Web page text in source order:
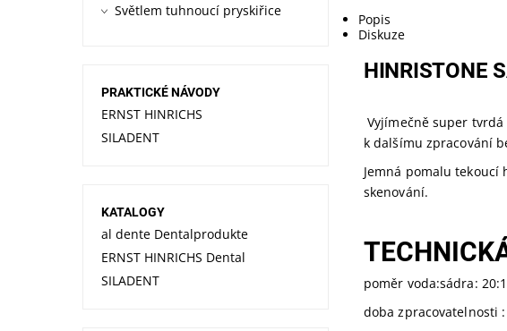
Popis
Diskuze
HINRISTONE
Vyjímečně super
k dalšímu zpracování
Jemná pomalu
skenování.
poměr voda:sádra:
doba zpracovatelnosti
Světlem tuhnoucí pryskiřice
PRAKTICKÉ NÁVODY
ERNST HINRICHS
SILADENT
KATALOGY
al dente Dentalprodukte
ERNST HINRICHS Dental
SILADENT